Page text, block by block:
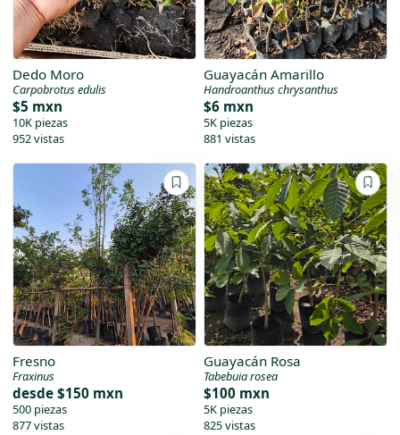
Dedo Moro
Carpobrotus edulis
$5 mxn
10K piezas
952 vistas
Guayacán Amarillo
Handroanthus chrysanthus
$6 mxn
5K piezas
881 vistas
Fresno
Fraxinus
desde $150 mxn
500 piezas
877 vistas
Guayacán Rosa
Tabebuia rosea
$100 mxn
5K piezas
825 vistas